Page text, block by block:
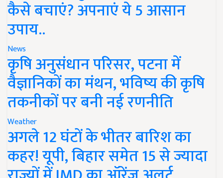
कैसे बचाएं? अपनाएं ये 5 आसान
उपाय..
News
कृषि अनुसंधान परिसर, पटना में
वैज्ञानिकों का मंथन, भविष्य की कृषि
तकनीकों पर बनी नई रणनीति
Weather
अगले 12 घंटों के भीतर बारिश का
कहर! यूपी, बिहार समेत 15 से ज्यादा